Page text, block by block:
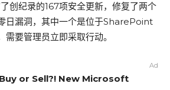
创纪录的167项安全更新，修复了两个
日漏洞，其中一个是位于SharePoint
需要管理员立即采取行动。
Ad
or Sell?! New Microsoft